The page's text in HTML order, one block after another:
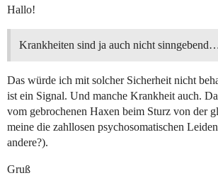
Hallo!
Krankheiten sind ja auch nicht
Das würde ich mit solcher Sicherheit nicht
ist ein Signal. Und manche Krankheit auch.
vom gebrochenen Haxen beim Sturz von der
meine die zahllosen psychosomatischen
andere?).
Gruß